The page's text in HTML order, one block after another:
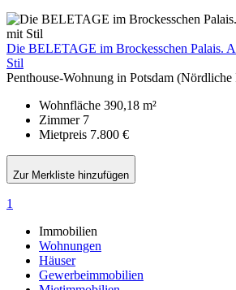
Die BELETAGE im Brockesschen Palais.
Stil
Penthouse-Wohnung in Potsdam (Nördliche
Wohnfläche 390,18 m²
Zimmer 7
Mietpreis 7.800 €
Zur Merkliste hinzufügen
1
Immobilien
Wohnungen
Häuser
Gewerbeimmobilien